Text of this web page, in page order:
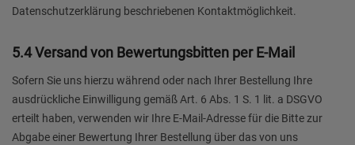
Datenschutzerklärung beschriebenen Kontaktmöglichkeit.
5.4 Versand von Bewertungsbitten per E-Mail
Sofern Sie uns hierzu während oder nach Ihrer Bestellung Ihre
ausdrückliche Einwilligung gemäß Art. 6 Abs. 1 S. 1 lit. a DSGVO
erteilt haben, verwenden wir Ihre E-Mail-Adresse für die Bitte zur
Abgabe einer Bewertung Ihrer Bestellung über das von uns